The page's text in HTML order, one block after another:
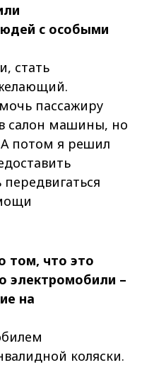
с особыми
стать
пассажиру
салон машины, но
потом я решил
том, что это
электромобили –
на
коляски.